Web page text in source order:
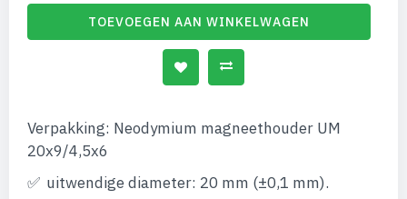
TOEVOEGEN AAN WINKELWAGEN
Verpakking: Neodymium magneethouder UM
20x9/4,5x6
uitwendige diameter: 20 mm (±0,1 mm).